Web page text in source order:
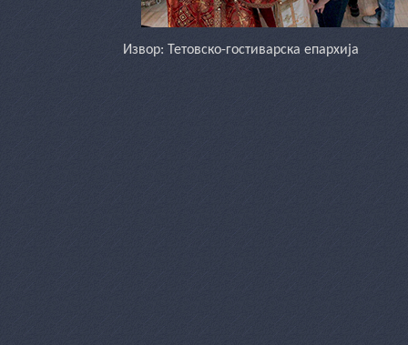
Извор: Тетовско-гостиварска епархија